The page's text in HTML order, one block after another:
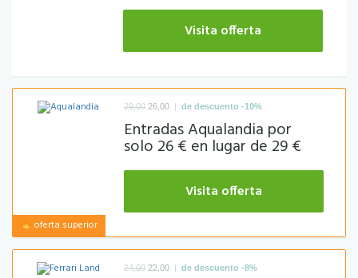
Visita offerta
oferta superior
29,00 26,00 | de descuento -10%
Entradas Aqualandia por
solo 26 € en lugar de 29 €
Visita offerta
24,00 22,00 | de descuento -8%